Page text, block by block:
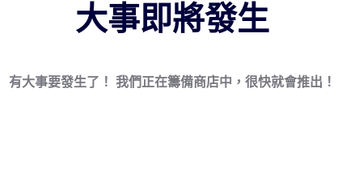
大事即將發生
有大事要發生了！ 我們正在籌備商店中，很快就會推出！